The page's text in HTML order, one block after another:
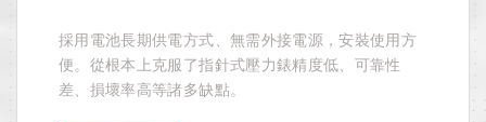
採用電池長期供電方式、無需外接電源，安裝使用方
便。從根本上克服了指針式壓力錶精度低、可靠性
差、損壞率高等諸多缺點。